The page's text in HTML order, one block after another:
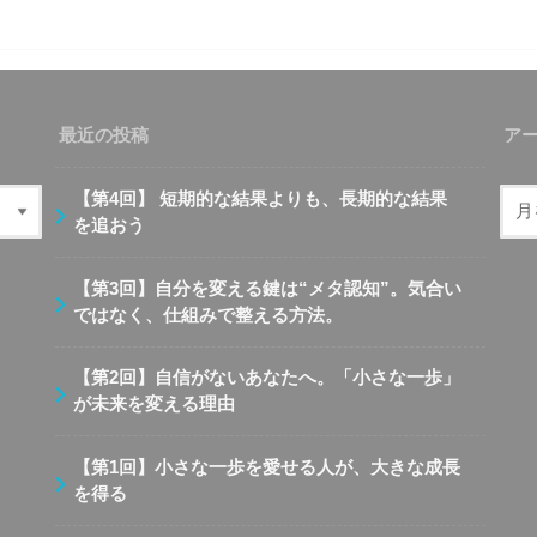
最近の投稿
【第4回】 短期的な結果よりも、長期的な結果
を追おう
【第3回】自分を変える鍵は“メタ認知”。気合い
ではなく、仕組みで整える方法。
【第2回】自信がないあなたへ。「小さな一歩」
が未来を変える理由
【第1回】小さな一歩を愛せる人が、大きな成長
を得る
ア